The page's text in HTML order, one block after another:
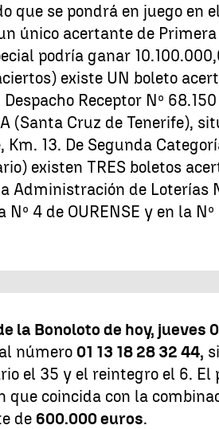
que se pondrá en juego en
único acertante de
podría ganar
existe UN boleto
Receptor Nº
(Santa Cruz de Tenerife),
Km. 13. De Segunda
existen TRES boletos
Administración de Loterías
Nº 4 de OURENSE y en la
la Bonoloto de hoy, jueves
número 01 13 18 28 32 44,
el 35 y el reintegro el 6. El
que coincida con la
de 600.000 euros.